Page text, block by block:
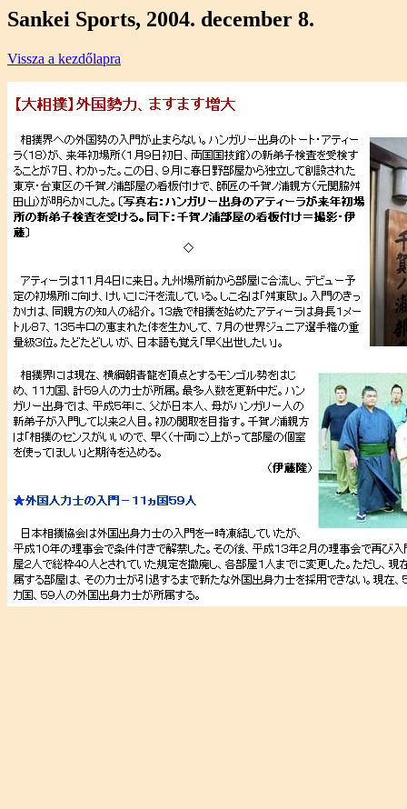
Sankei Sports, 2004. december 8.
Vissza a kezdőlapra